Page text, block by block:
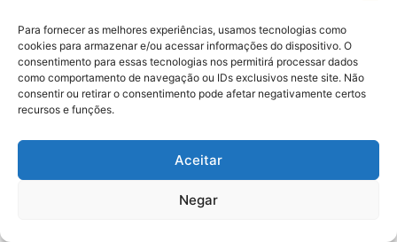
Para fornecer as melhores experiências, usamos tecnologias como
cookies para armazenar e/ou acessar informações do dispositivo. O
consentimento para essas tecnologias nos permitirá processar dados
como comportamento de navegação ou IDs exclusivos neste site. Não
consentir ou retirar o consentimento pode afetar negativamente certos
recursos e funções.
Aceitar
Negar
Brasil: Policia Federal investiga
antes das eleições